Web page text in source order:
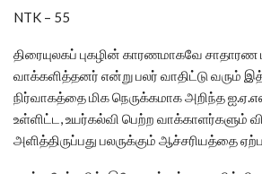
NTK – 55
திரையுலகப் புகழின் காரணமாகவே
வாக்களித்தனர் என்று பலர் வாதிட்டு வரும்
நிர்வாகத்தை மிக நெருக்கமாக அறிந்த
உள்ளிட்ட, உயர்கல்வி பெற்ற வாக்காளர்களும்
அளித்திருப்பது பலருக்கும் ஆச்சரியத்தை